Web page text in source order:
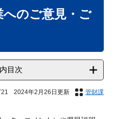
へのご意見・ご
目次
2024年2月26日更新 管財課